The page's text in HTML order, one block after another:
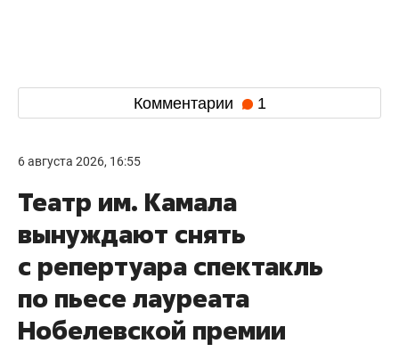
Комментарии 1
6 августа 2026, 16:55
Театр им. Камала
вынуждают снять
с репертуара спектакль
по пьесе лауреата
Нобелевской премии